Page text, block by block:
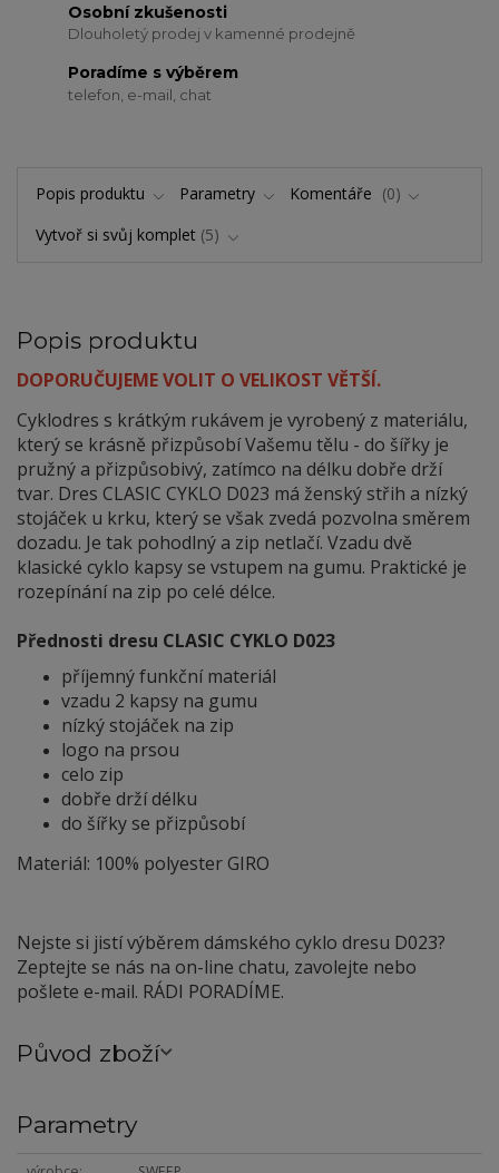
Osobní zkušenosti
Dlouholetý prodej v kamenné prodejně
Poradíme s výběrem
telefon, e-mail, chat
Popis produktu Parametry Komentáře
0
Vytvoř si svůj komplet 5
Popis produktu
DOPORUČUJEME VOLIT O VELIKOST VĚTŠÍ.
Cyklodres s krátkým rukávem je vyrobený z materiálu,
který se krásně přizpůsobí Vašemu tělu - do šířky je
pružný a přizpůsobivý, zatímco na délku dobře drží
tvar. Dres CLASIC CYKLO D023 má ženský střih a nízký
stojáček u krku, který se však zvedá pozvolna směrem
dozadu. Je tak pohodlný a zip netlačí. Vzadu dvě
klasické cyklo kapsy se vstupem na gumu. Praktické je
rozepínání na zip po celé délce.
Přednosti dresu CLASIC CYKLO D023
příjemný funkční materiál
vzadu 2 kapsy na gumu
nízký stojáček na zip
logo na prsou
celo zip
dobře drží délku
do šířky se přizpůsobí
Materiál: 100% polyester GIRO
Nejste si jistí výběrem dámského cyklo dresu D023?
Zeptejte se nás na on-line chatu, zavolejte nebo
pošlete e-mail. RÁDI PORADÍME.
Původ zboží
Parametry